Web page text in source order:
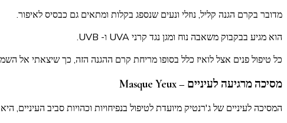
מדובר בקרם הגנה קליל, נוזלי ונעים שנספג בקלות ומתאים גם כבסיס לאיפור.
הוא מגיע בבקבוק משאבה נוח ומגן נגד קרני UVA ו- UVB.
כל טיפול פנים אצל לואיז כלל בסופו מריחת קרם ההגנה הזה, כך שיצאתי אל
מסיכה מרגיעה לעיניים – Masque Yeux
המסיכה לעיניים של ג'רנטיק מיועדת לטיפול בנפיחויות וכהויות סביב העיניים,